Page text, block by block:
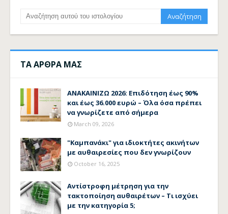
ΤΑ ΑΡΘΡΑ ΜΑΣ
ΑΝΑΚΑΙΝΙΖΩ 2026: Επιδότηση έως 90%
και έως 36.000 ευρώ – Όλα όσα πρέπει
να γνωρίζετε από σήμερα
March 09, 2026
"Καμπανάκι" για ιδιοκτήτες ακινήτων
με αυθαιρεσίες που δεν γνωρίζουν
October 16, 2025
Αντίστροφη μέτρηση για την
τακτοποίηση αυθαιρέτων – Τι ισχύει
με την κατηγορία 5;